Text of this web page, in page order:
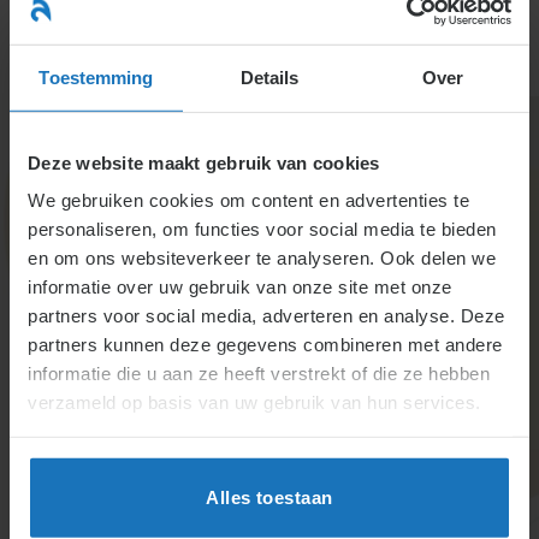
Toestemming Details Over
Deze website maakt gebruik van cookies
We gebruiken cookies om content en advertenties te
personaliseren, om functies voor social media te bieden
en om ons websiteverkeer te analyseren. Ook delen we
informatie over uw gebruik van onze site met onze
partners voor social media, adverteren en analyse. Deze
partners kunnen deze gegevens combineren met andere
informatie die u aan ze heeft verstrekt of die ze hebben
verzameld op basis van uw gebruik van hun services.
Alles toestaan
naar
inhoud
Specialisten informatie
– bij hoofdstuk 1.4
heeft. De dienstige werknemer dient redelijke